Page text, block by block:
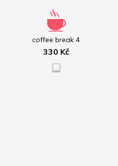
coffee break 4
330 Kč